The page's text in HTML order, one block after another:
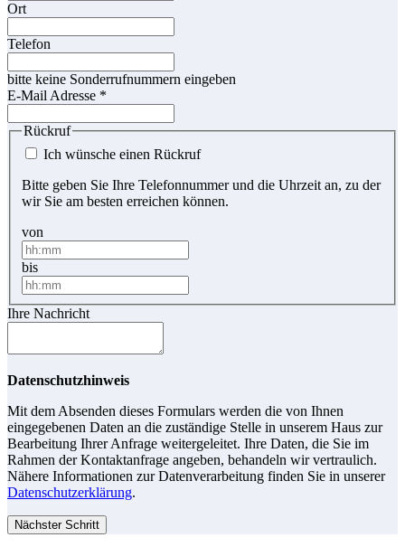
Ort
Telefon
bitte keine Sonderrufnummern eingeben
E-Mail Adresse *
Rückruf
Ich wünsche einen Rückruf
Bitte geben Sie Ihre Telefonnummer und die Uhrzeit an, zu der
wir Sie am besten erreichen können.
von
bis
Ihre Nachricht
Datenschutzhinweis
Mit dem Absenden dieses Formulars werden die von Ihnen
eingegebenen Daten an die zuständige Stelle in unserem Haus zur
Bearbeitung Ihrer Anfrage weitergeleitet. Ihre Daten, die Sie im
Rahmen der Kontaktanfrage angeben, behandeln wir vertraulich.
Nähere Informationen zur Datenverarbeitung finden Sie in unserer
Datenschutzerklärung.
Nächster Schritt